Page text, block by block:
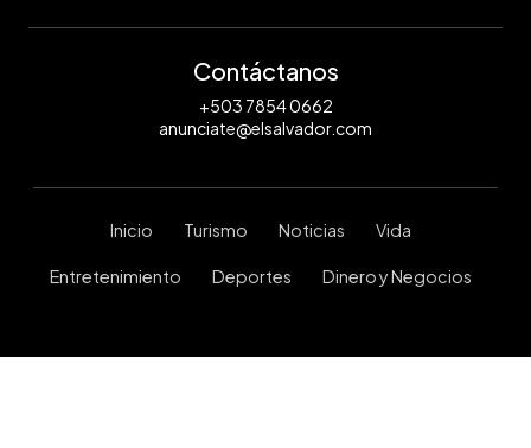
Contáctanos
+503 7854 0662
anunciate@elsalvador.com
Inicio Turismo Noticias Vida
Entretenimiento Deportes Dinero y Negocios